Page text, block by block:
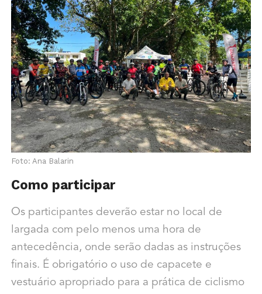
Foto: Ana Balarin
Como participar
Os participantes deverão estar no local de
largada com pelo menos uma hora de
antecedência, onde serão dadas as instruções
finais. É obrigatório o uso de capacete e
vestuário apropriado para a prática de ciclismo